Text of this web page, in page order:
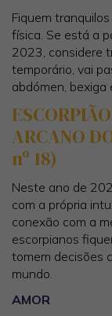
Fiquem
física. Se está a
2023, considere
temporário, vai
abdómen, bexiga
ESCORPIÃO
ARCANO
nº 18)
Neste ano de
com a própria
conexão com a
escorpianos
tomem decisões
mundo.
AMOR